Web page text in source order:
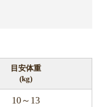
目安体重
(kg)
10～13